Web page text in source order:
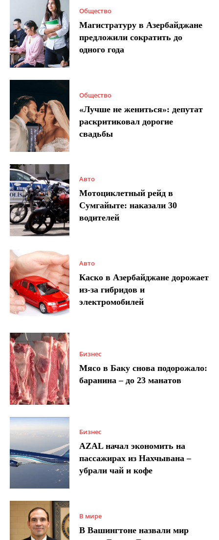
Общество
Магистратуру в Азербайджане
предложили сократить до
одного года
Общество
«Лучше не жениться»: депутат
раскритиковал дорогие
свадьбы
Авто
Мотоциклетный рейд в
Сумгайыте: наказали 30
водителей
Авто
Каско в Азербайджане дорожает
из-за гибридов и
электромобилей
Бизнес
Мясо в Баку снова подорожало:
баранина – до 23 манатов
Бизнес
AZAL начал экономить на
пассажирах из Нахчывана –
убрали чай и кофе
В мире
В Вашингтоне назвали мир